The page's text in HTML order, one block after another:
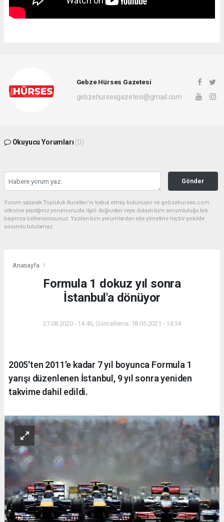
Gebze Hürses Gazetesi
gebzehursesgazetesi@gmail.com
Okuyucu Yorumları (0)
Gönder
Yorum yazarak Topluluk Kuralları’nı kabul etmiş bulunuyor ve gebzehurses.com
sitesine yaptığınız yorumunuzla ilgili doğrudan veya dolaylı tüm sorumluluğu tek
başınıza üstleniyorsunuz. Yazılan tüm yorumlardan site yönetimi hiçbir şekilde
sorumlu tutulamaz.
Anasayfa
Formula 1 dokuz yıl sonra
İstanbul'a dönüyor
27.08.2020 - 14:46, Güncelleme: 18.05.2021 - 14:34
2005'ten 2011'e kadar 7 yıl boyunca Formula 1
yarışı düzenlenen İstanbul, 9 yıl sonra yeniden
takvime dahil edildi.